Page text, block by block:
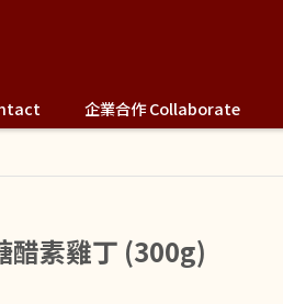
企業合作 Collaborate
醋素雞丁 (300g)